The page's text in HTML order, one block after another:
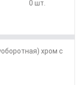
0 шт.
хром с